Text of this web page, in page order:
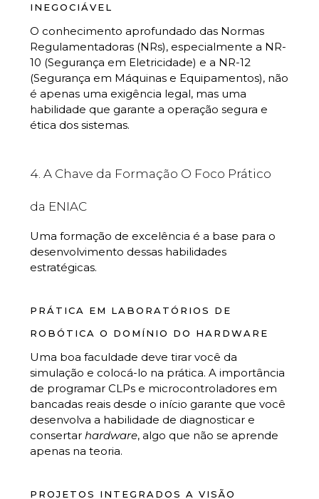
INEGOCIÁVEL
O conhecimento aprofundado das Normas
Regulamentadoras (NRs), especialmente a NR-
10 (Segurança em Eletricidade) e a NR-12
(Segurança em Máquinas e Equipamentos), não
é apenas uma exigência legal, mas uma
habilidade que garante a operação segura e
ética dos sistemas.
4. A Chave da Formação O Foco Prático
da ENIAC
Uma formação de excelência é a base para o
desenvolvimento dessas habilidades
estratégicas.
PRÁTICA EM LABORATÓRIOS DE
ROBÓTICA O DOMÍNIO DO HARDWARE
Uma boa faculdade deve tirar você da
simulação e colocá-lo na prática. A importância
de programar CLPs e microcontroladores em
bancadas reais desde o início garante que você
desenvolva a habilidade de diagnosticar e
consertarhardware, algo que não se aprende
apenas na teoria.
PROJETOS INTEGRADOS A VISÃO